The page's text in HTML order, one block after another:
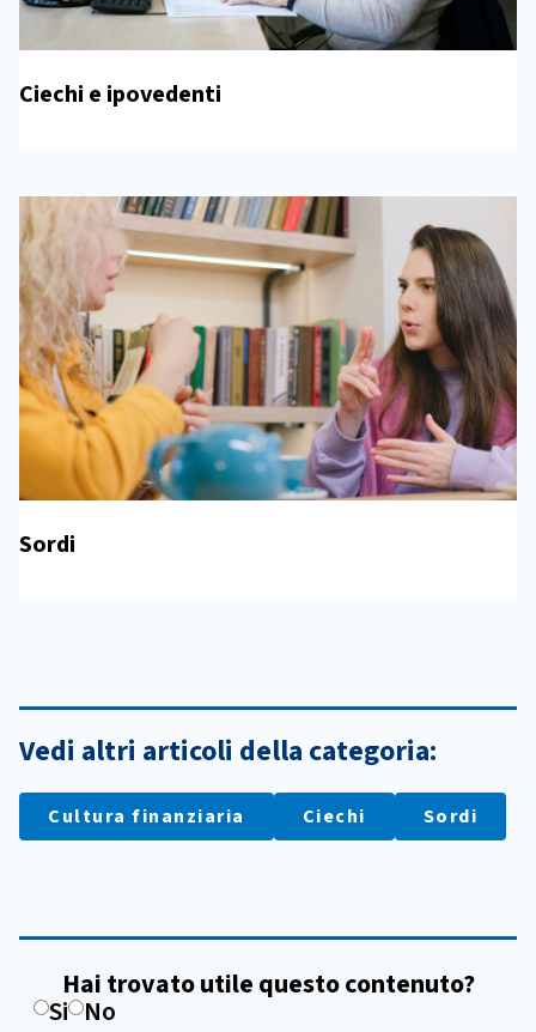
Ciechi e ipovedenti
Sordi
Vedi altri articoli della categoria:
Cultura finanziaria Ciechi Sordi
Hai trovato utile questo contenuto?
Si No